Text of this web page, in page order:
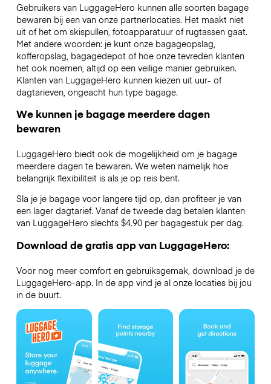
Gebruikers van LuggageHero kunnen alle soorten bagage
bewaren bij een van onze partnerlocaties. Het maakt niet
uit of het om skispullen, fotoapparatuur of rugtassen gaat.
Met andere woorden: je kunt onze bagageopslag,
kofferopslag, bagagedepot of hoe onze tevreden klanten
het ook noemen, altijd op een veilige manier gebruiken.
Klanten van LuggageHero kunnen kiezen uit uur- of
dagtarieven, ongeacht hun type bagage.
We kunnen je bagage meerdere dagen
bewaren
LuggageHero biedt ook de mogelijkheid om je bagage
meerdere dagen te bewaren. We weten namelijk hoe
belangrijk flexibiliteit is als je op reis bent.
Sla je je bagage voor langere tijd op, dan profiteer je van
een lager dagtarief. Vanaf de tweede dag betalen klanten
van LuggageHero slechts $4.90 per bagagestuk per dag.
Download de gratis app van LuggageHero:
Voor nog meer comfort en gebruiksgemak, download je de
LuggageHero-app. In de app vind je al onze locaties bij jou
in de buurt.